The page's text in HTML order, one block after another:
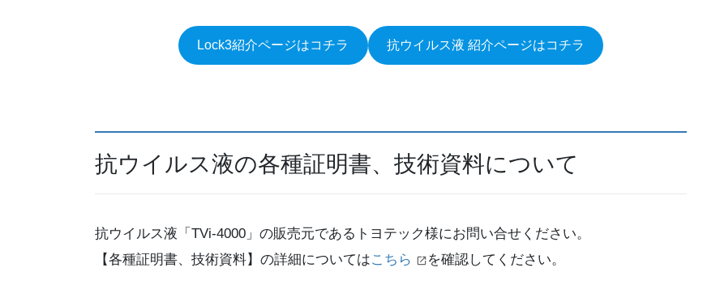
Lock3紹介ページはコチラ 抗ウイルス液 紹介ページはコチラ
抗ウイルス液の各種証明書、技術資料について
抗ウイルス液「TVi-4000」の販売元であるトヨテック様にお問い合せください。
【各種証明書、技術資料】の詳細についてはこちら を確認してください。